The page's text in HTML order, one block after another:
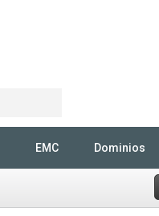
EMC Dominios